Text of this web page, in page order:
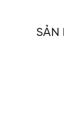
SẢN